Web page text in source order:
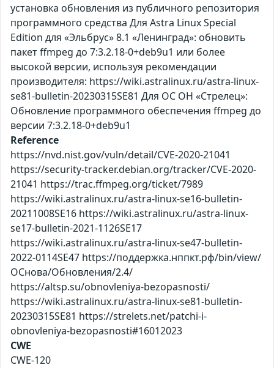
установка обновления из публичного репозитория
программного средства Для Astra Linux Special
Edition для «Эльбрус» 8.1 «Ленинград»: обновить
пакет ffmpeg до 7:3.2.18-0+deb9u1 или более
высокой версии, используя рекомендации
производителя: https://wiki.astralinux.ru/astra-linux-
se81-bulletin-20230315SE81 Для ОС ОН «Стрелец»:
Обновление программного обеспечения ffmpeg до
версии 7:3.2.18-0+deb9u1
Reference
https://nvd.nist.gov/vuln/detail/CVE-2020-21041
https://security-tracker.debian.org/tracker/CVE-2020-
21041 https://trac.ffmpeg.org/ticket/7989
https://wiki.astralinux.ru/astra-linux-se16-bulletin-
20211008SE16 https://wiki.astralinux.ru/astra-linux-
se17-bulletin-2021-1126SE17
https://wiki.astralinux.ru/astra-linux-se47-bulletin-
2022-0114SE47 https://поддержка.нппкт.рф/bin/view/
ОСнова/Обновления/2.4/
https://altsp.su/obnovleniya-bezopasnosti/
https://wiki.astralinux.ru/astra-linux-se81-bulletin-
20230315SE81 https://strelets.net/patchi-i-
obnovleniya-bezopasnosti#16012023
CWE
CWE-120